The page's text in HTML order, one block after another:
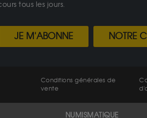
tous les jours.
JE M'ABONNE NOTRE
Conditions générales de
vente
NUMISMATIQUE